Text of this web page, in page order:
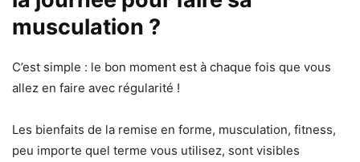
musculation ?
C’est simple : le bon moment est à chaque fois que vous
allez en faire avec régularité !
Les bienfaits de la remise en forme, musculation, fitness,
peu importe quel terme vous utilisez, sont visibles